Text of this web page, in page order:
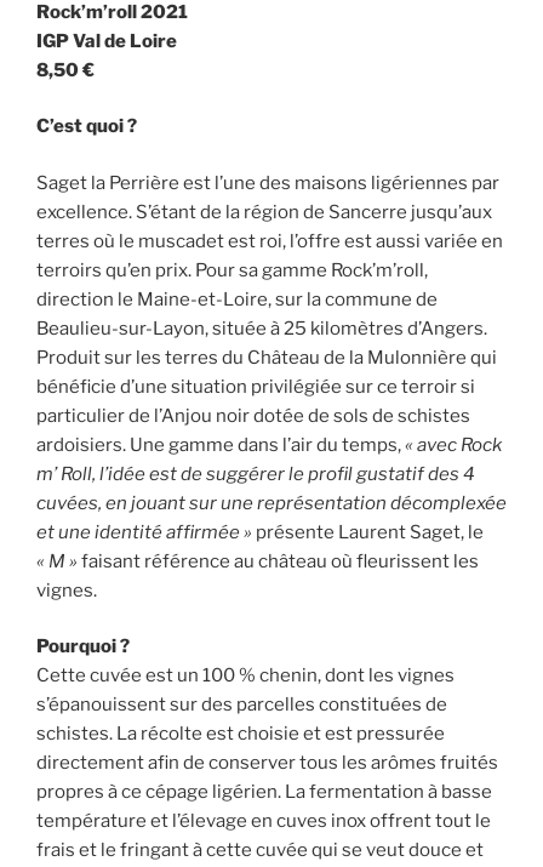
Rock’m’roll 2021
IGP Val de Loire
8,50 €
C’est quoi ?
Saget la Perrière est l’une des maisons ligériennes par
excellence. S’étant de la région de Sancerre jusqu’aux
terres où le muscadet est roi, l’offre est aussi variée en
terroirs qu’en prix. Pour sa gamme Rock’m’roll,
direction le Maine-et-Loire, sur la commune de
Beaulieu-sur-Layon, située à 25 kilomètres d’Angers.
Produit sur les terres du Château de la Mulonnière qui
bénéficie d’une situation privilégiée sur ce terroir si
particulier de l’Anjou noir dotée de sols de schistes
ardoisiers. Une gamme dans l’air du temps,« avec Rock
m’ Roll, l’idée est de suggérer le profil gustatif des 4
cuvées, en jouant sur une représentation décomplexée
et une identité affirmée » présente Laurent Saget, le
« M » faisant référence au château où fleurissent les
vignes.
Pourquoi ?
Cette cuvée est un 100 % chenin, dont les vignes
s’épanouissent sur des parcelles constituées de
schistes. La récolte est choisie et est pressurée
directement afin de conserver tous les arômes fruités
propres à ce cépage ligérien. La fermentation à basse
température et l’élevage en cuves inox offrent tout le
frais et le fringant à cette cuvée qui se veut douce et